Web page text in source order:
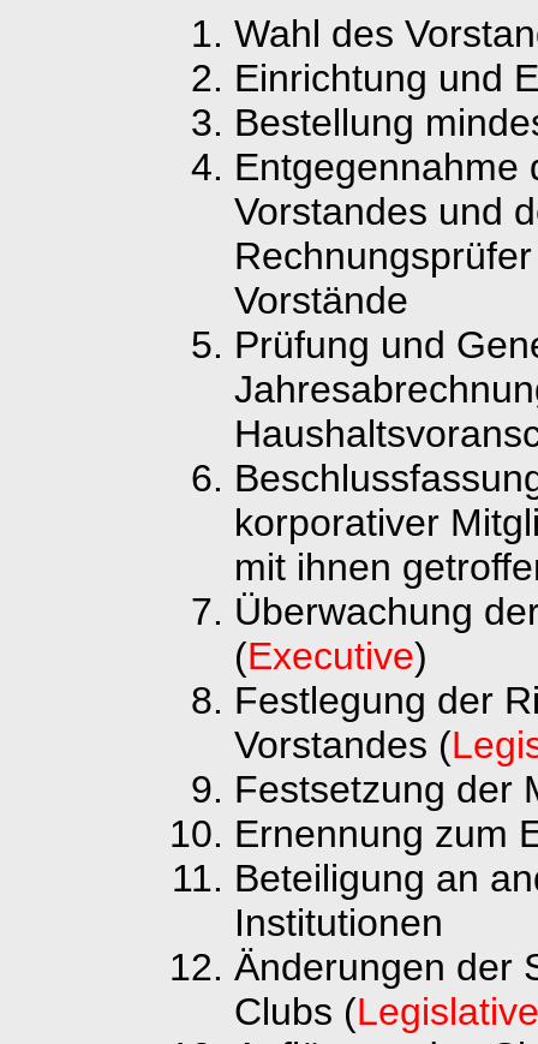
Wahl des
Einrichtung und
Bestellung
Entgegennahme
Vorstandes und
Vorstände
Prüfung und
korporativer
mit ihnen
Überwachung
(Executive)
Festlegung der
Vorstandes (
Festsetzung der
Ernennung zum
Beteiligung an
Institutionen
Änderungen der
Clubs (Legislative